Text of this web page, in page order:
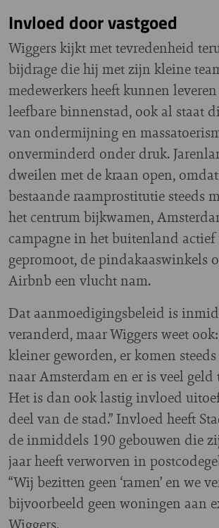
Invloed door vastgoed
Wiggers kijkt met tevredenheid
bijdrage die hij met zijn kleine
medewerkers heeft kunnen
leefbare binnenstad, ook al staat
van ondermijning en
onverminderd onder druk.
dweilen met de kraan open,
bestaande raamprostitutie steeds
het centrum bijkwamen,
campagne in het buitenland
gepromoot, de pindakaaswinkels
Airbnb een vlucht nam.
Dat aanmoedigingsbeleid is
veranderd, maar Wiggers weet
kleiner geworden, er komen
naar Amsterdam en er is veel geld
Het is dan ook lastig invloed
deel van de stad.” Invloed heeft
de inmiddels 190 gebouwen die
jaar heeft verworven in
“Wij bezitten geen ‘ramen’ en we
bijvoorbeeld geen woningen aan